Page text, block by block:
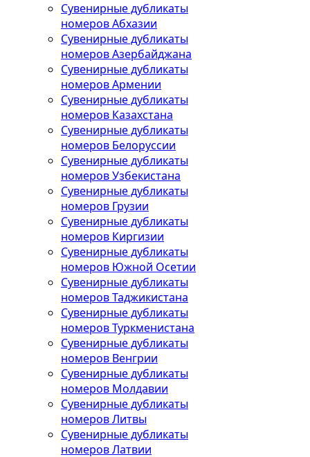
Сувенирные дубликаты
номеров Абхазии
Сувенирные дубликаты
номеров Азербайджана
Сувенирные дубликаты
номеров Армении
Сувенирные дубликаты
номеров Казахстана
Сувенирные дубликаты
номеров Белоруссии
Сувенирные дубликаты
номеров Узбекистана
Сувенирные дубликаты
номеров Грузии
Сувенирные дубликаты
номеров Киргизии
Сувенирные дубликаты
номеров Южной Осетии
Сувенирные дубликаты
номеров Таджикистана
Сувенирные дубликаты
номеров Туркменистана
Сувенирные дубликаты
номеров Венгрии
Сувенирные дубликаты
номеров Молдавии
Сувенирные дубликаты
номеров Литвы
Сувенирные дубликаты
номеров Латвии